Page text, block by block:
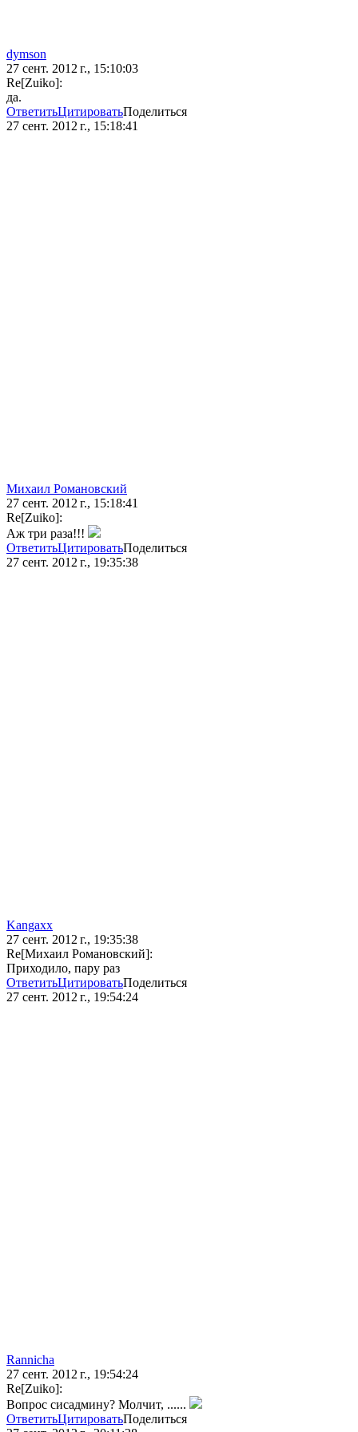
dymson
27 сент. 2012 г., 15:10:03
Re[Zuiko]:
да.
ОтветитьЦитироватьПоделиться
27 сент. 2012 г., 15:18:41
Михаил Романовский
27 сент. 2012 г., 15:18:41
Re[Zuiko]:
Аж три раза!!!
ОтветитьЦитироватьПоделиться
27 сент. 2012 г., 19:35:38
Kangaxx
27 сент. 2012 г., 19:35:38
Re[Михаил Романовский]:
Приходило, пару раз
ОтветитьЦитироватьПоделиться
27 сент. 2012 г., 19:54:24
Rannicha
27 сент. 2012 г., 19:54:24
Re[Zuiko]:
Вопрос сисадмину? Молчит, ......
ОтветитьЦитироватьПоделиться